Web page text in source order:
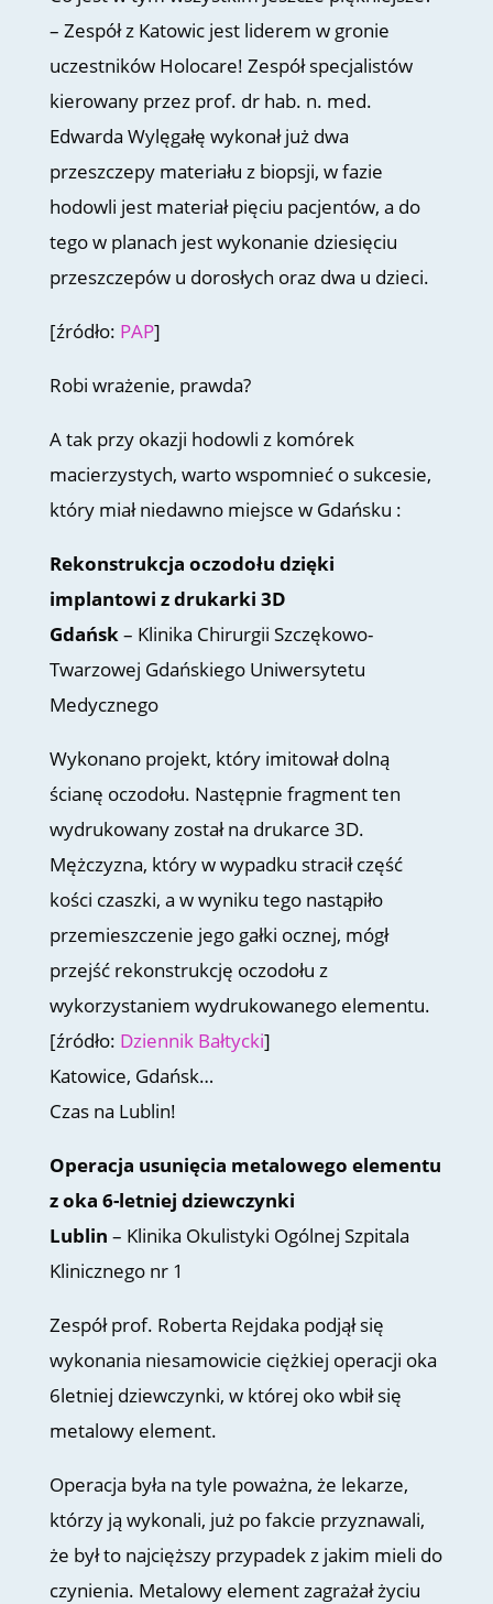
– Zespół z Katowic jest liderem w gronie
uczestników Holocare! Zespół specjalistów
kierowany przez prof. dr hab. n. med.
Edwarda Wylęgałę wykonał już dwa
przeszczepy materiału z biopsji, w fazie
hodowli jest materiał pięciu pacjentów, a do
tego w planach jest wykonanie dziesięciu
przeszczepów u dorosłych oraz dwa u dzieci.
[źródło: PAP]
Robi wrażenie, prawda?
A tak przy okazji hodowli z komórek
macierzystych, warto wspomnieć o sukcesie,
który miał niedawno miejsce w Gdańsku :
Rekonstrukcja oczodołu dzięki
implantowi z drukarki 3D
Gdańsk– Klinika Chirurgii Szczękowo-
Twarzowej Gdańskiego Uniwersytetu
Medycznego
Wykonano projekt, który imitował dolną
ścianę oczodołu. Następnie fragment ten
wydrukowany został na drukarce 3D.
Mężczyzna, który w wypadku stracił część
kości czaszki, a w wyniku tego nastąpiło
przemieszczenie jego gałki ocznej, mógł
przejść rekonstrukcję oczodołu z
wykorzystaniem wydrukowanego elementu.
[źródło: Dziennik Bałtycki]
Katowice, Gdańsk…
Czas na Lublin!
Operacja usunięcia metalowego elementu
z oka 6-letniej dziewczynki
Lublin – Klinika Okulistyki Ogólnej Szpitala
Klinicznego nr 1
Zespół prof. Roberta Rejdaka podjął się
wykonania niesamowicie ciężkiej operacji oka
6letniej dziewczynki, w której oko wbił się
metalowy element.
Operacja była na tyle poważna, że lekarze,
którzy ją wykonali, już po fakcie przyznawali,
że był to najcięższy przypadek z jakim mieli do
czynienia. Metalowy element zagrażał życiu